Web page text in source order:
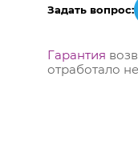
Задать вопрос:
Гарантия
отработало